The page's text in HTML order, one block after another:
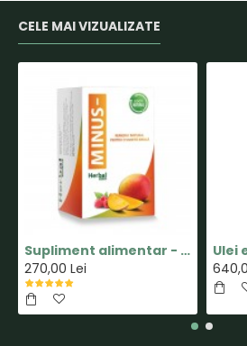
CELE MAI VIZUALIZATE
Supliment alimentar - Capsula MINUS - Pastile pentru Slabit 100% Naturale - Herbal New Life
270,00 Lei